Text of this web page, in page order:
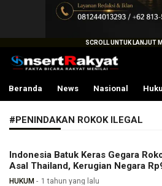
InsertRakyat.com
Fakta Bicara Rakyat Menilai
Beranda News Nasional
#PENINDAKAN ROKOK ILEGAL
Indonesia Batuk Keras Gegara
Asal Thailand, Kerugian Negara
HUKUM 1 tahun yang lalu